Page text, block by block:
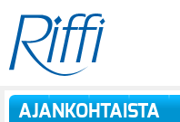
AJANKOHTAISTA